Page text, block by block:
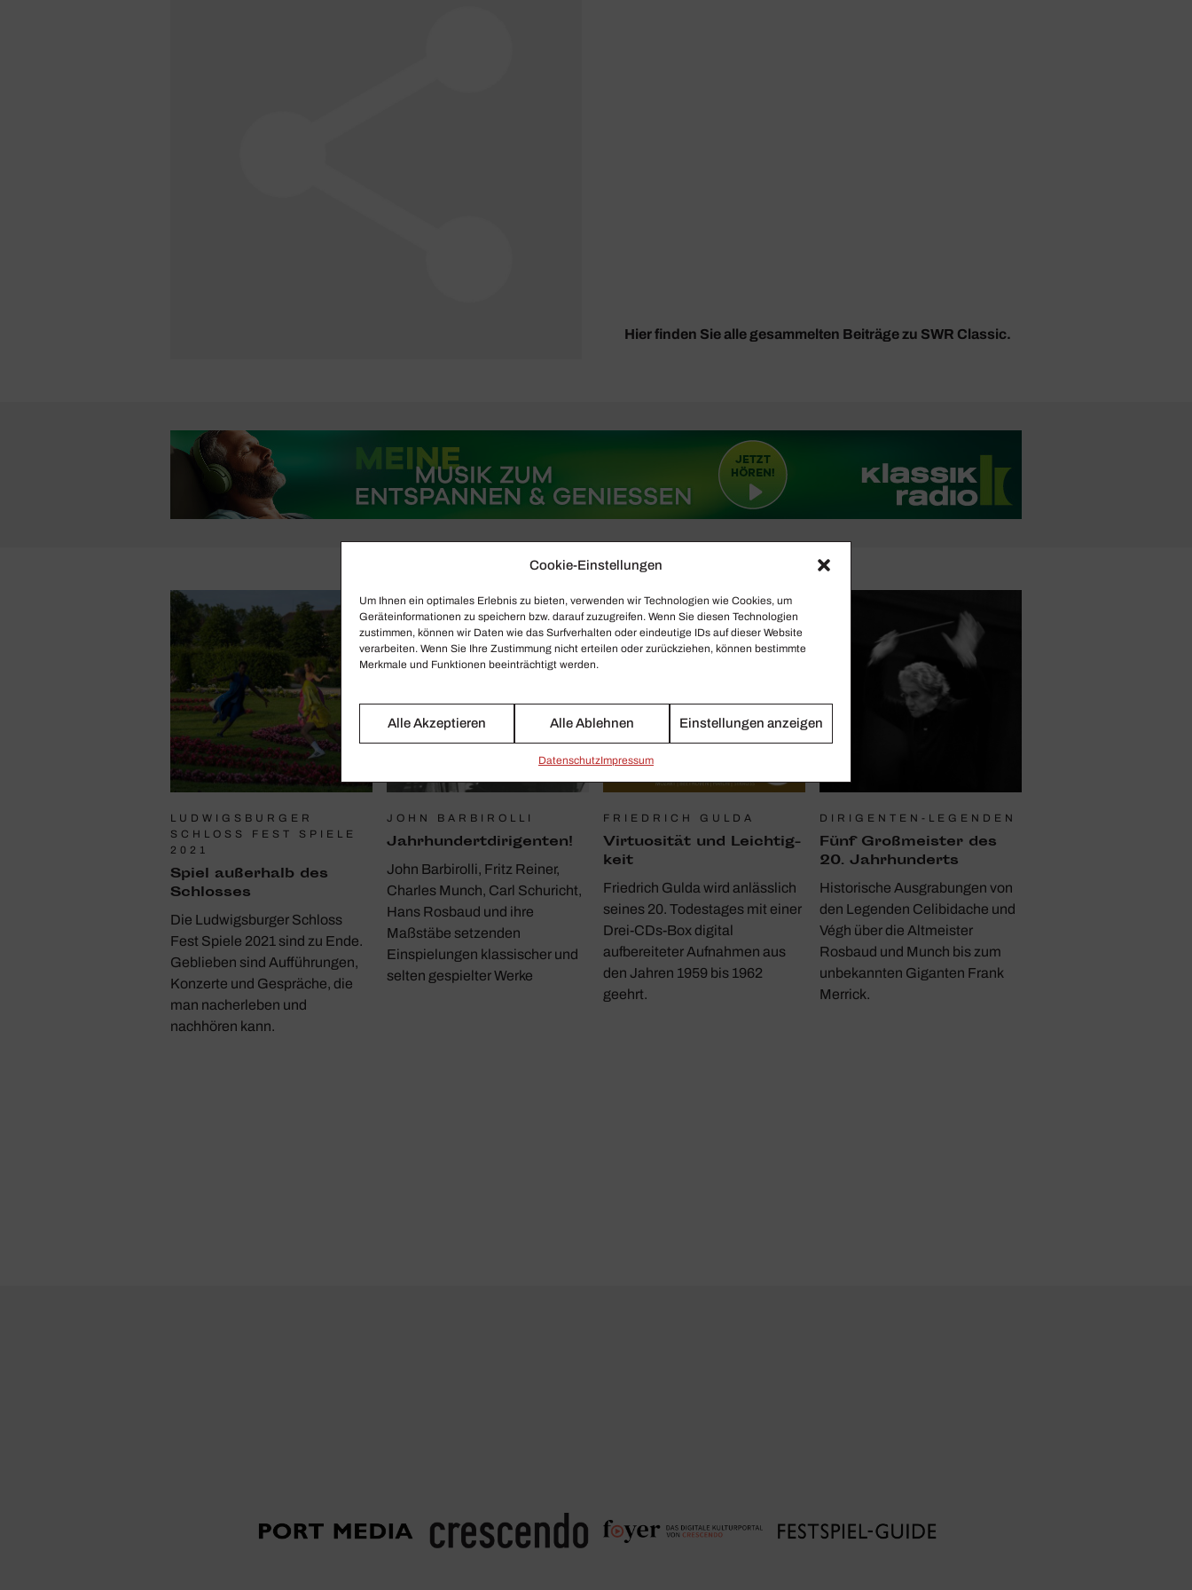
Cookie-Einstellungen
Um Ihnen ein optimales Erlebnis zu bieten, verwenden wir Technologien wie Cookies, um
Geräteinformationen zu speichern bzw. darauf zuzugreifen. Wenn Sie diesen Technologien
zustimmen, können wir Daten wie das Surfverhalten oder eindeutige IDs auf dieser Website
verarbeiten. Wenn Sie Ihre Zustimmung nicht erteilen oder zurückziehen, können bestimmte
Merkmale und Funktionen beeinträchtigt werden.
Alle Akzeptieren Alle Ablehnen Einstellungen anzeigen
Daten­schutzImpressum
Hier finden Sie alle gesammelten Beiträge zu SWR Classic.
LUDWIGSBURGER
SCHLOSS FEST SPIELE
2021
Spiel außer­halb des
Schlosses
Die Ludwigsburger Schloss
Fest Spiele 2021 sind zu Ende.
Geblieben sind Aufführungen,
Konzerte und Gespräche, die
man nacherleben und
nachhören kann.
JOHN BARBIROLLI
Jahr­hun­dert­di­ri­genten!
John Barbirolli, Fritz Reiner,
Charles Munch, Carl Schuricht,
Hans Rosbaud und ihre
Maßstäbe setzenden
Einspielungen klassischer und
selten gespielter Werke
FRIEDRICH GULDA
Virtuo­sität und Leich­tig­
keit
Friedrich Gulda wird anlässlich
seines 20. Todestages mit einer
Drei-CDs-Box digital
aufbereiteter Aufnahmen aus
den Jahren 1959 bis 1962
geehrt.
DIRIGENTEN-LEGENDEN
Fünf Groß­meister des
20. Jahr­hun­derts
Historische Ausgrabungen von
den Legenden Celibidache und
Végh über die Altmeister
Rosbaud und Munch bis zum
unbekannten Giganten Frank
Merrick.